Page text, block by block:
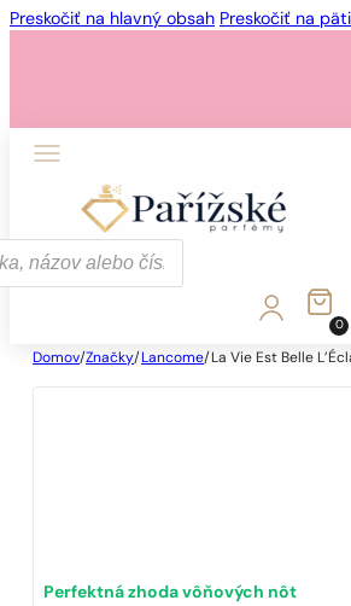
Preskočiť na hlavný obsah Preskočiť na
0
Domov/Značky/ Lancome/ La Vie Est Belle
Perfektná zhoda vôňových nôt